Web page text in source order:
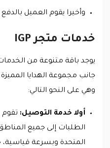
وأخيرا يقوم العميل
خدمات متجر IGP
وهي على النحو التالي:
أولا خدمة التوصيل:
الطلبات إلى جميع
المتحدة وبسرعة